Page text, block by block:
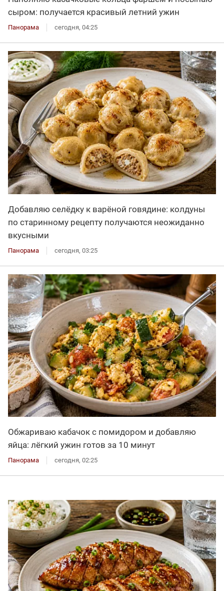
сыром: получается красивый летний ужин
Панорама сегодня, 04:25
Добавляю селёдку к варёной говядине: колдуны
по старинному рецепту получаются неожиданно
вкусными
Панорама сегодня, 03:25
Обжариваю кабачок с помидором и добавляю
яйца: лёгкий ужин готов за 10 минут
Панорама сегодня, 02:25